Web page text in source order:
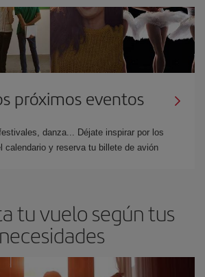
próximos eventos
danza... Déjate inspirar por los
calendario y reserva tu billete de avión
tu vuelo según tus
necesidades